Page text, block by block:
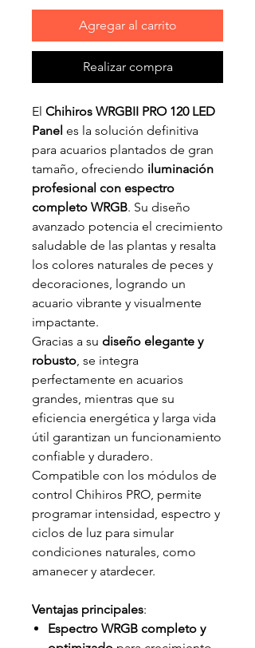
Agregar al carrito
Realizar compra
El Chihiros WRGBII PRO 120 LED
Panel es la solución definitiva
para acuarios plantados de gran
tamaño, ofreciendo iluminación
profesional con espectro
completo WRGB. Su diseño
avanzado potencia el crecimiento
saludable de las plantas y resalta
los colores naturales de peces y
decoraciones, logrando un
acuario vibrante y visualmente
impactante.
Gracias a su diseño elegante y
robusto, se integra
perfectamente en acuarios
grandes, mientras que su
eficiencia energética y larga vida
útil garantizan un funcionamiento
confiable y duradero.
Compatible con los módulos de
control Chihiros PRO, permite
programar intensidad, espectro y
ciclos de luz para simular
condiciones naturales, como
amanecer y atardecer.
Ventajas principales:
Espectro WRGB completo y